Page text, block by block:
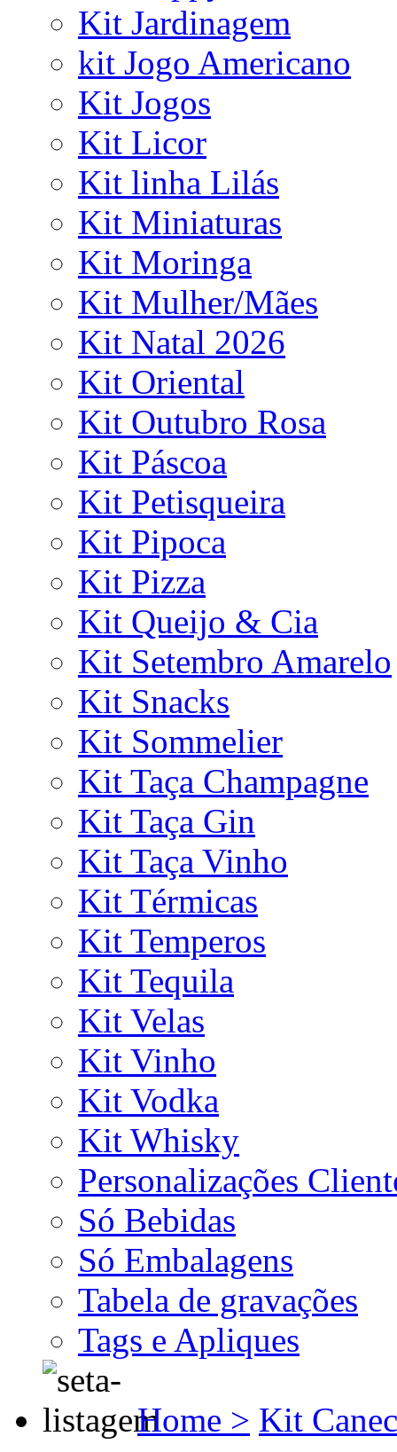
Kit Jardinagem
kit Jogo Americano
Kit Jogos
Kit Licor
Kit linha Lilás
Kit Miniaturas
Kit Moringa
Kit Mulher/Mães
Kit Natal 2026
Kit Oriental
Kit Outubro Rosa
Kit Páscoa
Kit Petisqueira
Kit Pipoca
Kit Pizza
Kit Queijo & Cia
Kit Setembro Amarelo
Kit Snacks
Kit Sommelier
Kit Taça Champagne
Kit Taça Gin
Kit Taça Vinho
Kit Térmicas
Kit Temperos
Kit Tequila
Kit Velas
Kit Vinho
Kit Vodka
Kit Whisky
Personalizações
Só Bebidas
Só Embalagens
Tabela de gravações
Tags e Apliques
Home > Kit